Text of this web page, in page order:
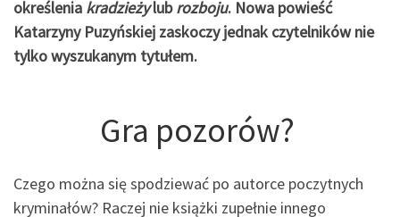
określenia kradzieżylubrozboju. Nowa powieść
Katarzyny Puzyńskiej zaskoczy jednak czytelników nie
tylko wyszukanym tytułem.
Gra pozorów?
Czego można się spodziewać po autorce poczytnych
kryminałów? Raczej nie książki zupełnie innego